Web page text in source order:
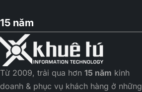
15 năm
Từ 2009, trải qua hơn 15 năm kinh
doanh & phục vụ khách hàng ở những